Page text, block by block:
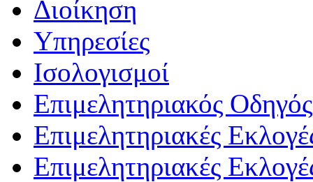
Διοίκηση
Υπηρεσίες
Ισολογισμοί
Επιμελητηριακός Οδηγός
Επιμελητηριακές
Επιμελητηριακές